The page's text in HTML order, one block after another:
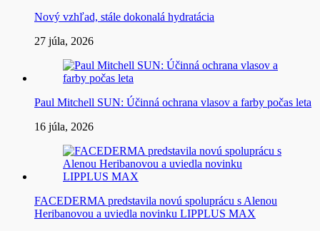
Nový vzhľad, stále dokonalá hydratácia
27 júla, 2026
Paul Mitchell SUN: Účinná ochrana vlasov a farby počas leta
16 júla, 2026
FACEDERMA predstavila novú spoluprácu s Alenou
Heribanovou a uviedla novinku LIPPLUS MAX